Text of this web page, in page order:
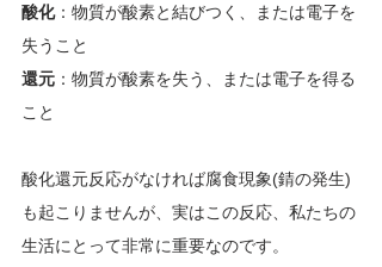
酸化：物質が酸素と結びつく、または電子を
失うこと
還元 ：物質が酸素を失う、または電子を得る
こと
酸化還元反応がなければ腐食現象(錆の発生)
も起こりませんが、実はこの反応、私たちの
生活にとって非常に重要なのです。